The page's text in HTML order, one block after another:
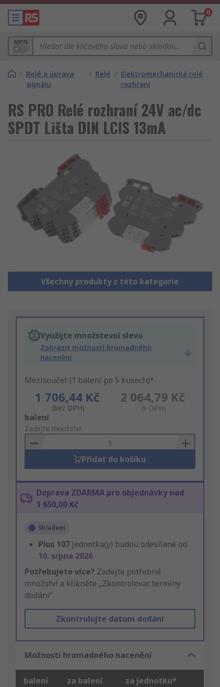
0
MPN
/ Relé a úprava
signálu
/ Relé / Elektromechanická relé
rozhraní
RS PRO Relé rozhraní 24V ac/dc
SPDT Lišta DIN LCIS 13mA
Všechny produkty z této kategorie
Využijte množstevní slevu
Zobrazit možnosti hromadného
nacenění
Mezisoučet (1 balení po 5 kusech)*
1 706,44 Kč
(bez DPH)
2 064,79 Kč
(s DPH)
Add
to
Basket
balení
Zadejte množství
Přidat do košíku
Doprava ZDARMA pro objednávky nad
1 650,00 Kč
Skladem
Plus 107 jednotka(y) budou odesílané od
10. srpna 2026
Potřebujete více? Zadejte potřebné
množství a klikněte „Zkontrolovat termíny
dodání“.
Zkontrolujte datum dodání
Možnosti hromadného nacenění
balení za balení za jednotku*